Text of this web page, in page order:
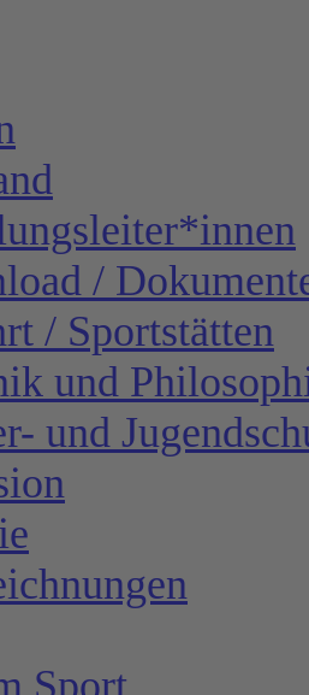
/
/ Sportstätten
und
und
Sport